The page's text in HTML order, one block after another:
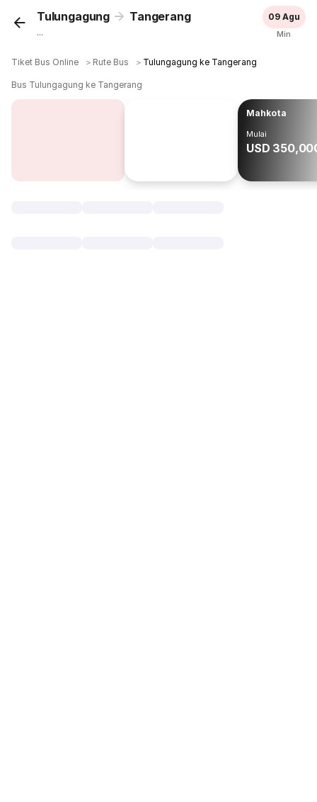
Tulungagung Tangerang
...
09 Agu
Min
Tiket Bus Online ＞ Rute Bus ＞ Tulungagung ke Tangerang
Bus Tulungagung ke Tangerang
Mahkota
Mulai
USD